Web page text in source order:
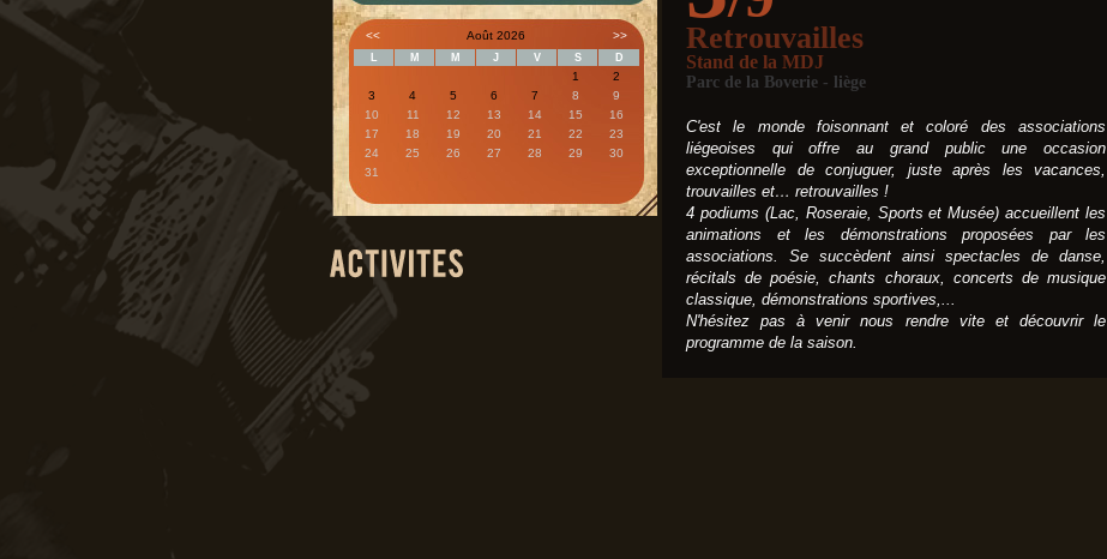
<< Août 2026 >>
L M M J V S D
1
2
3
4 5 6 7 8
9
10
11 12 13 14 15
16
17
18 19 20 21 22
23
24
25 26 27 28 29
30
31
Retrouvailles
Stand de la MDJ
Parc de la Boverie - liège
C'est le monde foisonnant et coloré des associations
liégeoises qui offre au grand public une occasion
exceptionnelle de conjuguer, juste après les vacances,
trouvailles et… retrouvailles !
4 podiums (Lac, Roseraie, Sports et Musée) accueillent les
animations et les démonstrations proposées par les
associations. Se succèdent ainsi spectacles de danse,
récitals de poésie, chants choraux, concerts de musique
classique, démonstrations sportives,...
N'hésitez pas à venir nous rendre vite et découvrir le
programme de la saison.